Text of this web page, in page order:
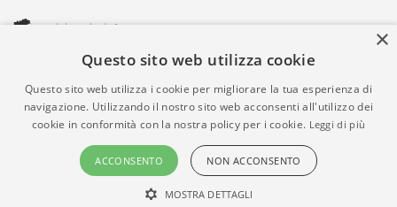
amministrazionicomunali.it è una iniziativa diartemedia.it
© Copyright MMXXIV - P.IVA 05400000724
Informazioni sul servizio |Informativa Privacy| Informativa
Cookies • Time 0.0114
×
Questo sito web utilizza cookie
Questo sito web utilizza i cookie per migliorare la tua esperienza di
navigazione. Utilizzando il nostro sito web acconsenti all'utilizzo dei
cookie in conformità con la nostra policy per i cookie. Leggi di più
ACCONSENTO NON ACCONSENTO
MOSTRA DETTAGLI